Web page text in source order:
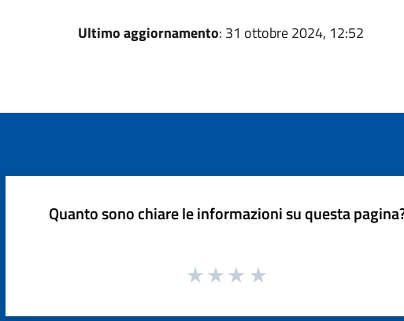
Ultimo aggiornamento: 31 ottobre 2024, 12:52
Quanto sono chiare le informazioni su questa